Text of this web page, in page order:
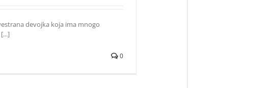
devojka koja ima mnogo
0